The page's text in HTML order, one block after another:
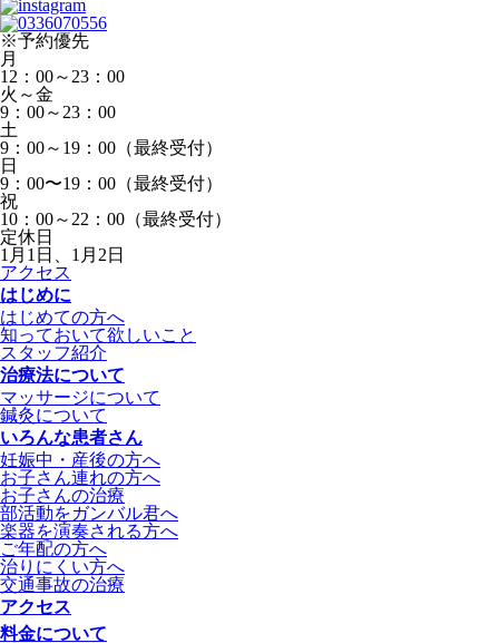
※予約優先
月
12：00～23：00
火～金
9：00～23：00
土
9：00～19：00（最終受付）
日
9：00〜19：00（最終受付）
祝
10：00～22：00（最終受付）
定休日
1月1日、1月2日
アクセス
はじめに
はじめての方へ
知っておいて欲しいこと
スタッフ紹介
治療法について
マッサージについて
鍼灸について
いろんな患者さん
妊娠中・産後の方へ
お子さん連れの方へ
お子さんの治療
部活動をガンバル君へ
楽器を演奏される方へ
ご年配の方へ
治りにくい方へ
交通事故の治療
アクセス
料金について